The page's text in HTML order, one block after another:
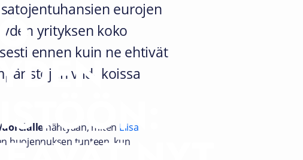
eurojen
yrityksen koko
ennen kuin ne ehtivät
viidakoissa
nähtyään, miten Elisa
huojennuksen tunteen, kun